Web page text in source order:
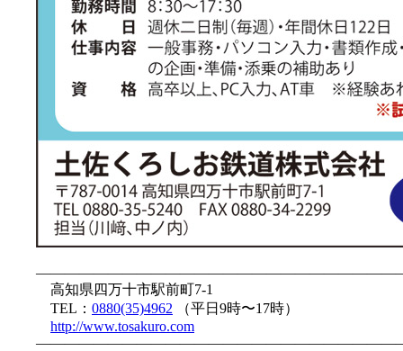
高知県四万十市駅前町7-1
TEL： 0880(35)4962 （平日9時〜17時）
http://www.tosakuro.com